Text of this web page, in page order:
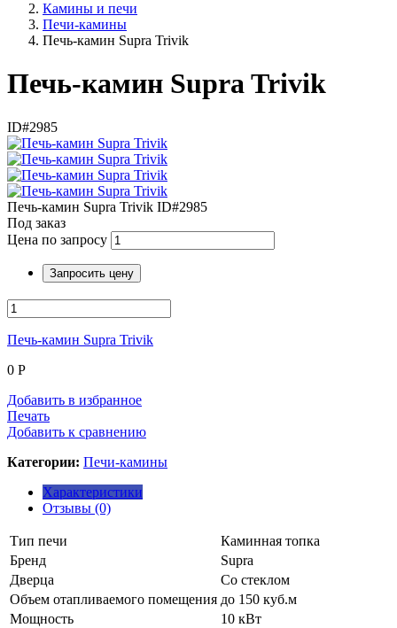
Камины и печи
Печи-камины
Печь-камин Supra Trivik
Печь-камин Supra Trivik
ID#2985
Печь-камин Supra Trivik ID#2985
Под заказ
Цена по запросу
Запросить цену
Печь-камин Supra Trivik
0 Р
Добавить в избранное
Печать
Добавить к сравнению
Категории: Печи-камины
Характеристики
Отзывы (0)
Тип печи
Каминная топка
Бренд
Supra
Дверца
Со стеклом
Объем отапливаемого помещения до 150 куб.м
Мощность
10 кВт